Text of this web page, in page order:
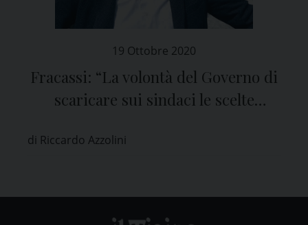
19 Ottobre 2020
Fracassi: “La volontà del Governo di
scaricare sui sindaci le scelte
di Riccardo Azzolini